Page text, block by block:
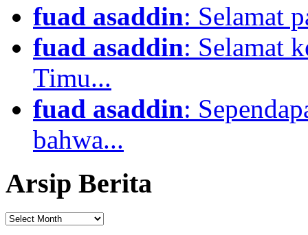
fuad asaddin: Selamat
fuad asaddin: Selamat
Timu...
fuad asaddin:
bahwa...
Arsip Berita